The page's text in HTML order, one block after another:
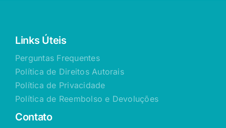
Links Úteis
Perguntas Frequentes
Política de Direitos Autorais
Política de Privacidade
Política de Reembolso e Devoluções
Contato